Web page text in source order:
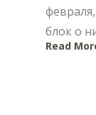
блок о
Read